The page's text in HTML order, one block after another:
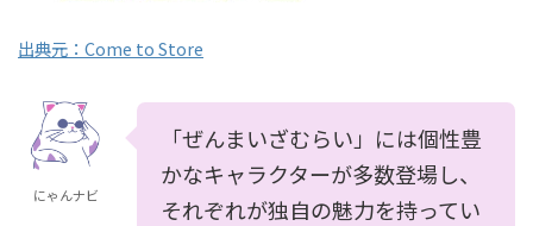
出典元：Come to Store
にゃんナビ
「ぜんまいざむらい」には個性豊
かなキャラクターが多数登場し、
それぞれが独自の魅力を持ってい